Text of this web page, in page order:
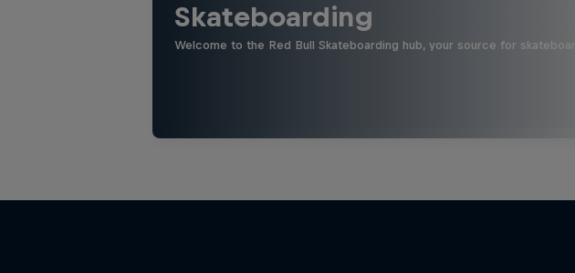
Skateboarding
Welcome to the Red Bull Skateboarding hub, your source for